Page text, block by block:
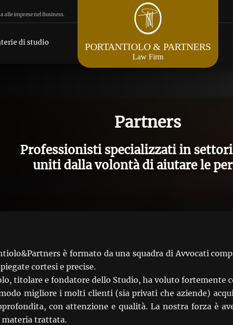
imprese nel Business.
di studio PORTANTIOLO & PARTNERS
Law Firm
Partners
Professionisti specializzati in
uniti dalla volontà di aiutare le
è formato da una squadra di Avvocati
cortesi e precise.
titolare e fondatore dello Studio, ha voluto
migliore i molti clienti (sia privati che aziende)
con attenzione e qualità. La nostra forza è
materia trattata.